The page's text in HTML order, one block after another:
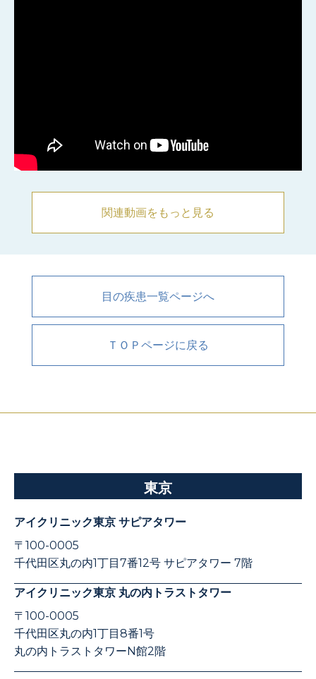
関連動画をもっと見る
目の疾患一覧ページへ
ＴＯＰページに戻る
東京
アイクリニック東京 サピアタワー
〒100-0005
千代田区丸の内1丁目7番12号 サピアタワー 7階
アイクリニック東京 丸の内トラストタワー
〒100-0005
千代田区丸の内1丁目8番1号
丸の内トラストタワーN館2階